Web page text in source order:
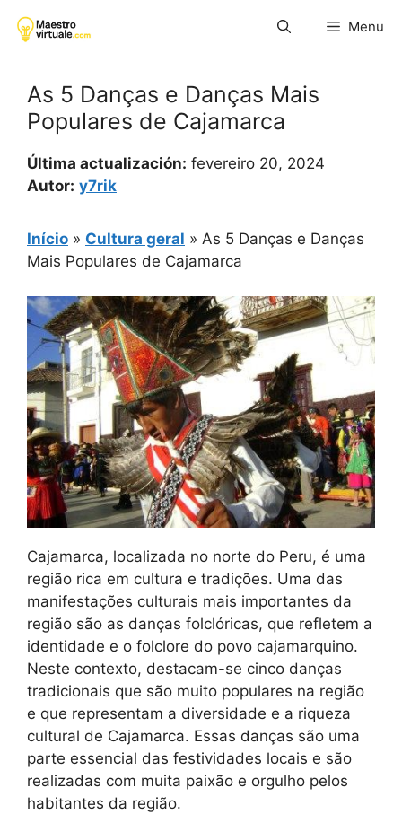
para
Menu
As 5 Danças e Danças Mais
Populares de Cajamarca
Última actualización: fevereiro 20, 2024
Autor: y7rik
Início » Cultura geral » As 5 Danças e Danças
Mais Populares de Cajamarca
Cajamarca, localizada no norte do Peru, é uma
região rica em cultura e tradições. Uma das
manifestações culturais mais importantes da
região são as danças folclóricas, que refletem a
identidade e o folclore do povo cajamarquino.
Neste contexto, destacam-se cinco danças
tradicionais que são muito populares na região
e que representam a diversidade e a riqueza
cultural de Cajamarca. Essas danças são uma
parte essencial das festividades locais e são
realizadas com muita paixão e orgulho pelos
habitantes da região.